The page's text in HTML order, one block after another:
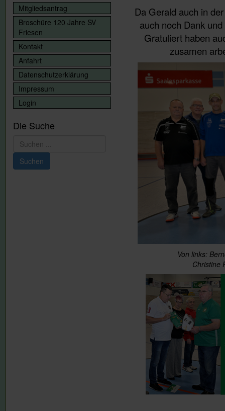
Da Gerald auch in
auch noch Dank
Gratuliert haben
zusamen
Von links:
Christine
Mitgliedsantrag
Broschüre 120 Jahre SV
Friesen
Kontakt
Anfahrt
Datenschutzerklärung
Impressum
Login
Die Suche
Suchen
...
Suchen